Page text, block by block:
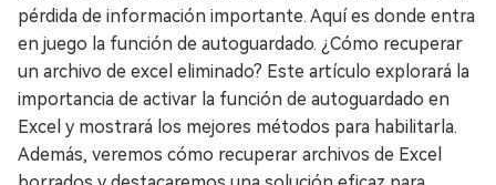
pérdida de información importante. Aquí es donde entra
en juego la función de autoguardado. ¿Cómo recuperar
un archivo de excel eliminado? Este artículo explorará la
importancia de activar la función de autoguardado en
Excel y mostrará los mejores métodos para habilitarla.
Además, veremos cómo recuperar archivos de Excel